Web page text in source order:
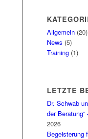
Allgemein (20)
News (5)
Training (1)
LETZTE
Dr. Schwab
der Beratung“
2026
Begeisterung